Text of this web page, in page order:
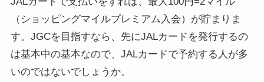
（ショッピングマイルプレミアム入会）が貯まりま
す。JGCを目指すなら、先にJALカードを発行するの
は基本中の基本なので、JALカードで予約する人が多
いのではないでしょうか。